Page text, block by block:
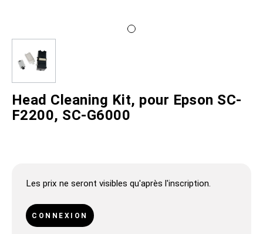
Head Cleaning Kit, pour Epson SC-
F2200, SC-G6000
Les prix ne seront visibles qu'après l'inscription.
CONNEXION